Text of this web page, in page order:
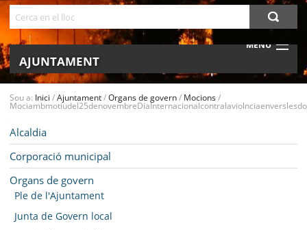
MENU
AJUNTAMENT
BELL-LLOC SOLUCIONA
Sou a: Inici /Ajuntament/Organs de govern/ Mocions/
Alcaldia
Corporació municipal
Organs de govern
Ple de l'Ajuntament
Junta de Govern local